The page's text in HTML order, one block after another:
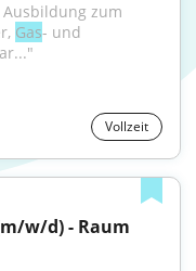
zum
Gas- und
Vollzeit
w/d) - Raum